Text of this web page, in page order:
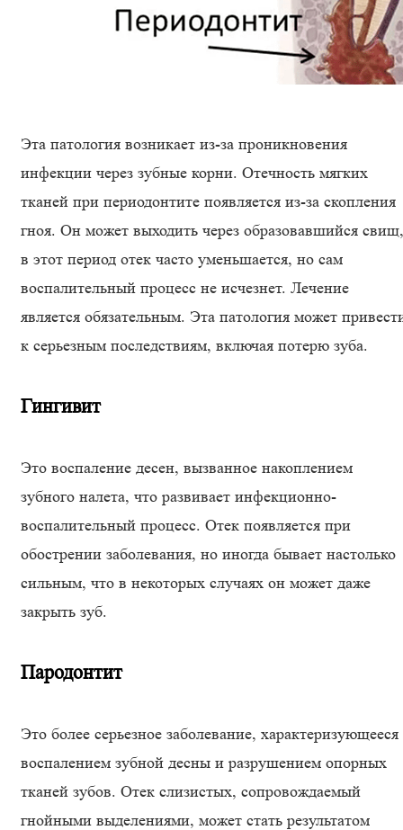
Эта патология возникает из-за проникновения
инфекции через зубные корни. Отечность мягких
тканей при периодонтите появляется из-за скопления
гноя. Он может выходить через образовавшийся свищ,
в этот период отек часто уменьшается, но сам
воспалительный процесс не исчезнет. Лечение
является обязательным. Эта патология может
к серьезным последствиям, включая потерю зуба.
Гингивит
Это воспаление десен, вызванное накоплением
зубного налета, что развивает инфекционно-
воспалительный процесс. Отек появляется при
обострении заболевания, но иногда бывает настолько
сильным, что в некоторых случаях он может даже
закрыть зуб.
Пародонтит
Это более серьезное заболевание, характеризующееся
воспалением зубной десны и разрушением опорных
тканей зубов. Отек слизистых, сопровождаемый
гнойными выделениями, может стать результатом